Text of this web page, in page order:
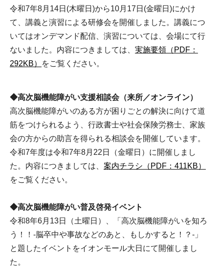
令和7年8月14日(木曜日)から10月17日(金曜日)にかけ
て、講義と演習による研修会を開催しました。講義につ
いてはオンデマンド配信、演習については、会場にて行
ないました。内容につきましては、 実施要領（PDF：
292KB）
をご覧ください。
◆高次脳機能障がい支援相談会（来所／オンライン）
高次脳機能障がいのある方が困りごとの解決に向けて道
筋をつけられるよう、行政書士や社会保険労務士、家族
会の方からの助言を得られる相談会を開催しています。
令和7年度は令和7年8月22日（金曜日）に開催しまし
た。内容につきましては、 案内チラシ（PDF：411KB）
をご覧ください。
◆高次脳機能障がい普及啓発イベント
令和8年6月13日（土曜日）、「高次脳機能障がいを知ろ
う！！-脳卒中や事故などのあと、もしかすると！？-」
と題したイベントをイオンモール大日にて開催しまし
た。